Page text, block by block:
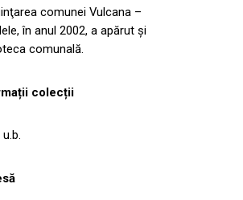
comunei Vulcana –
în anul 2002, a apărut şi
comunală.
colecții